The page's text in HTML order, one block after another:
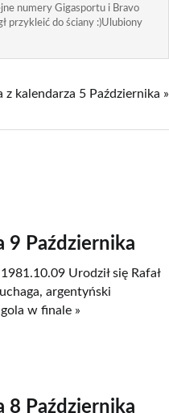
numery Gigasportu i Bravo
przykleić do ściany :)Ulubiony
z kalendarza 5 Października »
9 Października
Urodził się Rafał
argentyński
w finale »
8 Października